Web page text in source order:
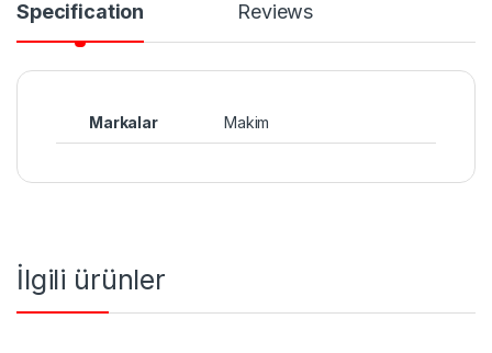
Specification Reviews
Markalar Makim
İlgili ürünler